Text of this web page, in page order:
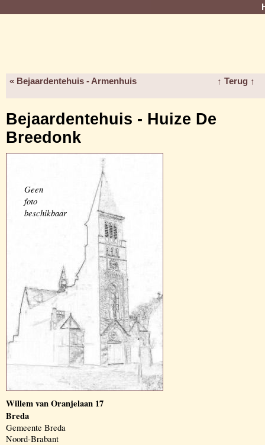
« Bejaardentehuis - Armenhuis ↑ Terug ↑
Bejaardentehuis - Huize De
Breedonk
Geen
foto
beschikbaar
Willem van Oranjelaan 17
Breda
Gemeente Breda
Noord-Brabant